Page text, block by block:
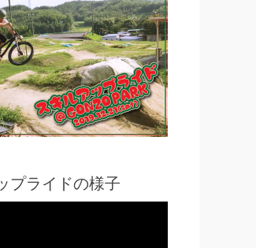
プライドの様子